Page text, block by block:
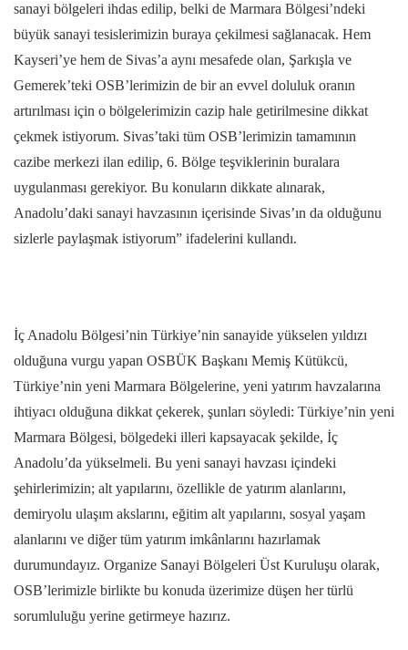
sanayi bölgeleri ihdas edilip, belki de Marmara Bölgesi’ndeki
büyük sanayi tesislerimizin buraya çekilmesi sağlanacak. Hem
Kayseri’ye hem de Sivas’a aynı mesafede olan, Şarkışla ve
Gemerek’teki OSB’lerimizin de bir an evvel doluluk oranın
artırılması için o bölgelerimizin cazip hale getirilmesine dikkat
çekmek istiyorum. Sivas’taki tüm OSB’lerimizin tamamının
cazibe merkezi ilan edilip, 6. Bölge teşviklerinin buralara
uygulanması gerekiyor. Bu konuların dikkate alınarak,
Anadolu’daki sanayi havzasının içerisinde Sivas’ın da olduğunu
sizlerle paylaşmak istiyorum” ifadelerini kullandı.
İç Anadolu Bölgesi’nin Türkiye’nin sanayide yükselen yıldızı
olduğuna vurgu yapan OSBÜK Başkanı Memiş Kütükcü,
Türkiye’nin yeni Marmara Bölgelerine, yeni yatırım havzalarına
ihtiyacı olduğuna dikkat çekerek, şunları söyledi: Türkiye’nin yeni
Marmara Bölgesi, bölgedeki illeri kapsayacak şekilde, İç
Anadolu’da yükselmeli. Bu yeni sanayi havzası içindeki
şehirlerimizin; alt yapılarını, özellikle de yatırım alanlarını,
demiryolu ulaşım akslarını, eğitim alt yapılarını, sosyal yaşam
alanlarını ve diğer tüm yatırım imkânlarını hazırlamak
durumundayız. Organize Sanayi Bölgeleri Üst Kuruluşu olarak,
OSB’lerimizle birlikte bu konuda üzerimize düşen her türlü
sorumluluğu yerine getirmeye hazırız.